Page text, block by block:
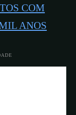
COM
ANOS